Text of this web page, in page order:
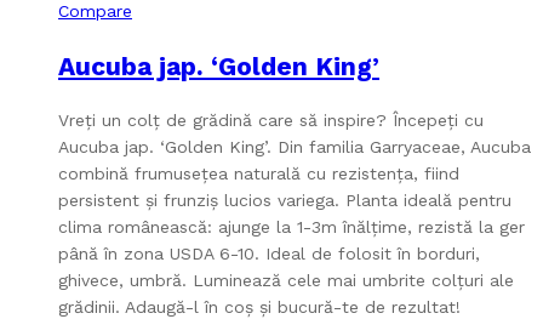
Compare
Aucuba jap. ‘Golden King’
Vreți un colț de grădină care să inspire? Începeți cu
Aucuba jap. ‘Golden King’. Din familia Garryaceae, Aucuba
combină frumusețea naturală cu rezistența, fiind
persistent și frunziș lucios variega. Planta ideală pentru
clima românească: ajunge la 1-3m înălțime, rezistă la ger
până în zona USDA 6-10. Ideal de folosit în borduri,
ghivece, umbră. Luminează cele mai umbrite colțuri ale
grădinii. Adaugă-l în coș și bucură-te de rezultat!